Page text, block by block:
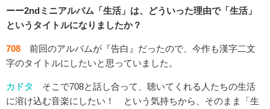
ーー2ndミニアルバム「生活」は、どういった理由で「生活」
というタイトルになりましたか？
708
前回のアルバムが『告白』だったので、今作も漢字二文
字のタイトルにしたいと思っていました。
カドタ
そこで708と話し合って、聴いてくれる人たちの生活
に溶け込む音楽にしたい！ という気持ちから、そのまま「生